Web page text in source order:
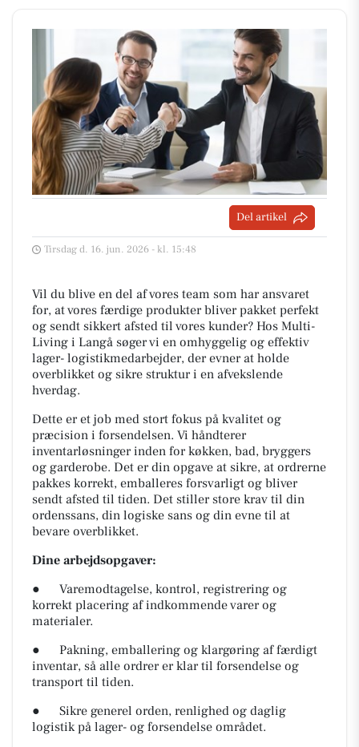
Del artikel
Tirsdag d. 16. jun. 2026 - kl. 15:48
Vil du blive en del af vores team som har ansvaret
for, at vores færdige produkter bliver pakket perfekt
og sendt sikkert afsted til vores kunder? Hos Multi-
Living i Langå søger vi en omhyggelig og effektiv
lager- logistikmedarbejder, der evner at holde
overblikket og sikre struktur i en afvekslende
hverdag.
Dette er et job med stort fokus på kvalitet og
præcision i forsendelsen. Vi håndterer
inventarløsninger inden for køkken, bad, bryggers
og garderobe. Det er din opgave at sikre, at ordrerne
pakkes korrekt, emballeres forsvarligt og bliver
sendt afsted til tiden. Det stiller store krav til din
ordenssans, din logiske sans og din evne til at
bevare overblikket.
Dine arbejdsopgaver:
● Varemodtagelse, kontrol, registrering og
korrekt placering af indkommende varer og
materialer.
● Pakning, emballering og klargøring af færdigt
inventar, så alle ordrer er klar til forsendelse og
transport til tiden.
● Sikre generel orden, renlighed og daglig
logistik på lager- og forsendelse området.